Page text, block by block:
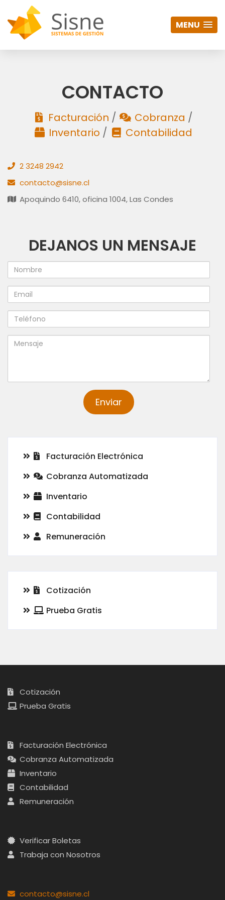
MENU
CONTACTO
Facturación / Cobranza /
Inventario / Contabilidad
2 3248 2942
contacto@sisne.cl
Apoquindo 6410, oficina 1004, Las Condes
DEJANOS UN MENSAJE
Nombre
Email
Teléfono
Mensaje
Facturación Electrónica
Cobranza Automatizada
Inventario
Contabilidad
Remuneración
Cotización
Prueba Gratis
Cotización
Prueba Gratis
Facturación Electrónica
Cobranza Automatizada
Inventario
Contabilidad
Remuneración
Verificar Boletas
Trabaja con Nosotros
contacto@sisne.cl